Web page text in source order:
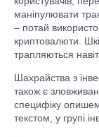
маніпулювати
– потай
криптовалюти.
трапляються
Шахрайства з
також є
специфіку
текстом, у групі